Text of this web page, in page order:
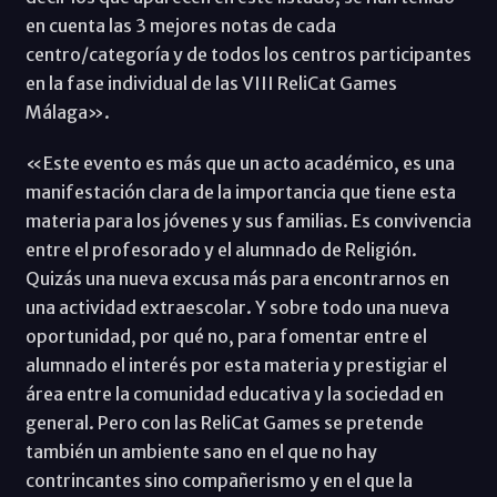
en cuenta las 3 mejores notas de cada
centro/categoría y de todos los centros participantes
en la fase individual de las VIII ReliCat Games
Málaga».
«Este evento es más que un acto académico, es una
manifestación clara de la importancia que tiene esta
materia para los jóvenes y sus familias. Es convivencia
entre el profesorado y el alumnado de Religión.
Quizás una nueva excusa más para encontrarnos en
una actividad extraescolar. Y sobre todo una nueva
oportunidad, por qué no, para fomentar entre el
alumnado el interés por esta materia y prestigiar el
área entre la comunidad educativa y la sociedad en
general. Pero con las ReliCat Games se pretende
también un ambiente sano en el que no hay
contrincantes sino compañerismo y en el que la